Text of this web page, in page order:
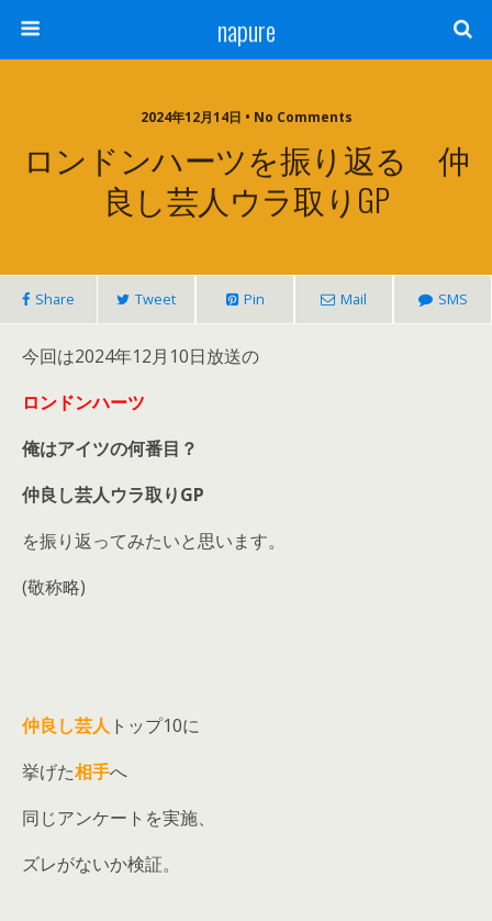
napure
2024年12月14日 • No Comments
ロンドンハーツを振り返る 仲
良し芸人ウラ取りGP
Share Tweet Pin Mail SMS
今回は2024年12月10日放送の
ロンドンハーツ
俺はアイツの何番目？
仲良し芸人ウラ取りGP
を振り返ってみたいと思います。
(敬称略)
仲良し芸人 トップ10に
挙げた相手へ
同じアンケートを実施、
ズレがないか検証。